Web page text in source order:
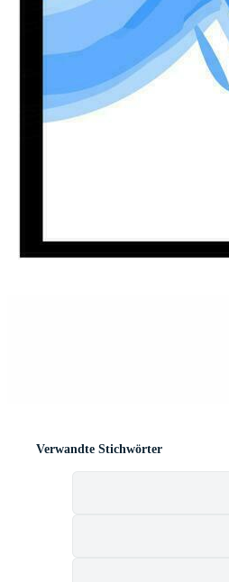
Verwandte Stichwörter